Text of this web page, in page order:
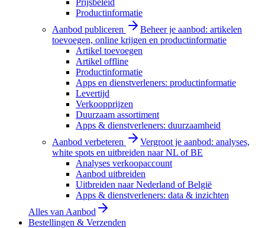
Prijsbeleid
Productinformatie
Aanbod publiceren
Beheer je aanbod: artikelen
toevoegen, online krijgen en productinformatie
Artikel toevoegen
Artikel offline
Productinformatie
Apps en dienstverleners: productinformatie
Levertijd
Verkoopprijzen
Duurzaam assortiment
Apps & dienstverleners: duurzaamheid
Aanbod verbeteren
Vergroot je aanbod: analyses,
white spots en uitbreiden naar NL of BE
Analyses verkoopaccount
Aanbod uitbreiden
Uitbreiden naar Nederland of België
Apps & dienstverleners: data & inzichten
Alles van Aanbod
Bestellingen & Verzenden